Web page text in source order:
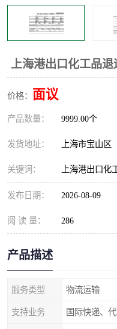
上海港出口化工品
价格： 面议
产品数量： 9999.00个
发货地址： 上海市宝山区
关键词： 上海港出口化
发布日期： 2026-08-09
阅 读 量： 286
产品描述
服务类型 物流运输
支持业务